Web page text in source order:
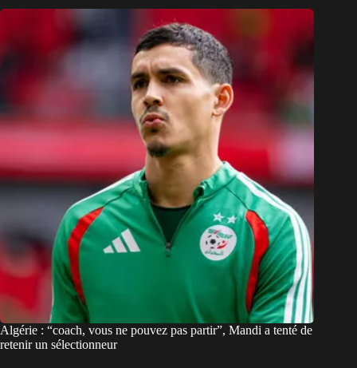
Algérie : “coach, vous ne pouvez pas partir”, Mandi a tenté de
retenir un sélectionneur